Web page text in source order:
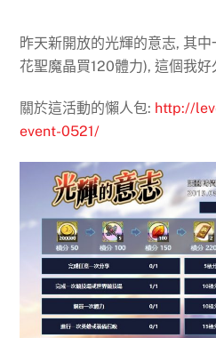
昨天新開放的光輝的意志, 其
花聖魔晶買120體力), 這個我好
關於這活動的懶人包: http://
event-0521/